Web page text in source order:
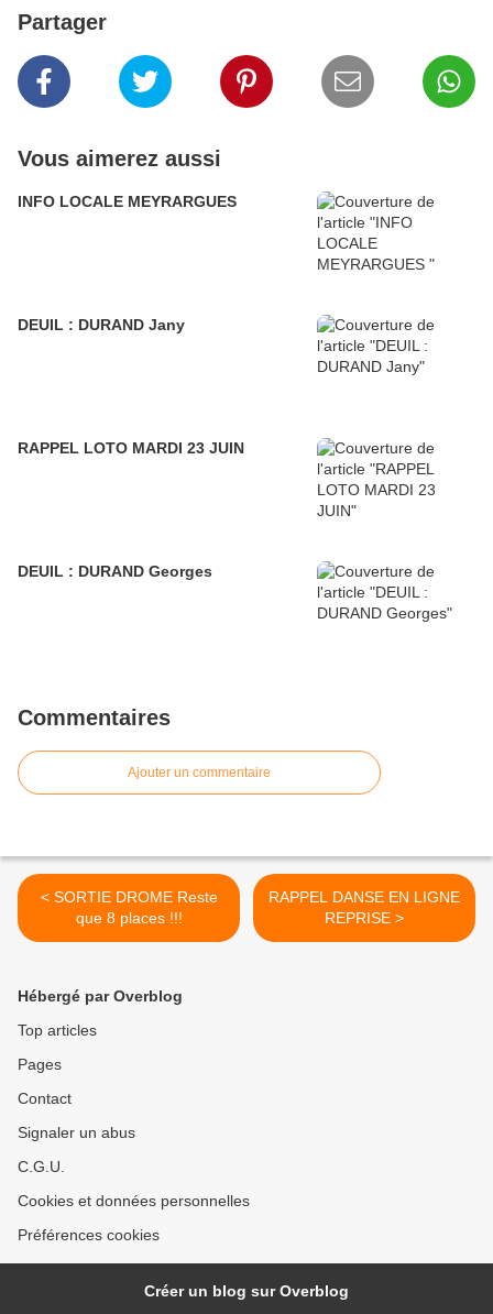
Partager
Vous aimerez aussi
INFO LOCALE MEYRARGUES
DEUIL : DURAND Jany
RAPPEL LOTO MARDI 23 JUIN
DEUIL : DURAND Georges
Commentaires
Ajouter un commentaire
< SORTIE DROME Reste
que 8 places !!!
RAPPEL DANSE EN LIGNE
REPRISE >
Hébergé par Overblog
Top articles
Pages
Contact
Signaler un abus
C.G.U.
Cookies et données personnelles
Préférences cookies
Créer un blog sur Overblog